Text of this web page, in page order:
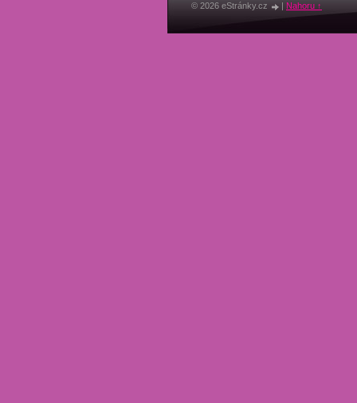
© 2026 eStránky.cz | Nahoru ↑